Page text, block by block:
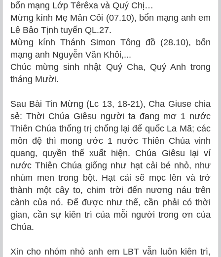
bổn mạng Lớp Têrêxa và Quý Chị…
Mừng kính Mẹ Mân Côi (07.10), bổn mạng anh em
Lê Bảo Tịnh tuyến QL.27.
Mừng kính Thánh Simon Tông đồ (28.10), bổn
mạng anh Nguyễn Văn Khôi,...
Chúc mừng sinh nhật Quý Cha, Quý Anh trong
tháng Mười.
Sau Bài Tin Mừng (Lc 13, 18-21), Cha Giuse chia
sẻ: Thời Chúa Giêsu người ta đang mơ 1 nước
Thiên Chúa thống trị chống lại đế quốc La Mã; các
môn đệ thì mong ước 1 nước Thiên Chúa vinh
quang, quyền thế xuất hiện. Chúa Giêsu lại ví
nước Thiên Chúa giống như hạt cải bé nhỏ, như
nhúm men trong bột. Hạt cải sẽ mọc lên và trở
thành một cây to, chim trời đến nương náu trên
cành của nó. Để được như thế, cần phải có thời
gian, cần sự kiên trì của mỗi người trong ơn của
Chúa.
Xin cho nhóm nhỏ anh em LBT vẫn luôn kiên trì,